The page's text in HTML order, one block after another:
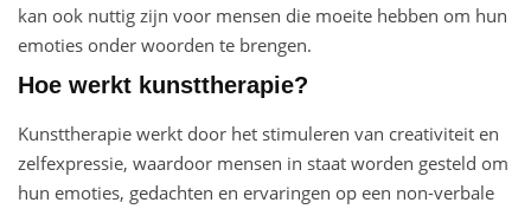
kan ook nuttig zijn voor mensen die moeite hebben om hun
emoties onder woorden te brengen.
Hoe werkt kunsttherapie?
Kunsttherapie werkt door het stimuleren van creativiteit en
zelfexpressie, waardoor mensen in staat worden gesteld om
hun emoties, gedachten en ervaringen op een non-verbale